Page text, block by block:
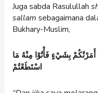
Juga sabda Rasulullah
sallam sebagaimana
Bukhary-Muslim,
أَمَرْتُكُمْ بِشَيْءٍ فَأْتُوْا مِنْهُ مَا
اسْتَطَعْتُمْ